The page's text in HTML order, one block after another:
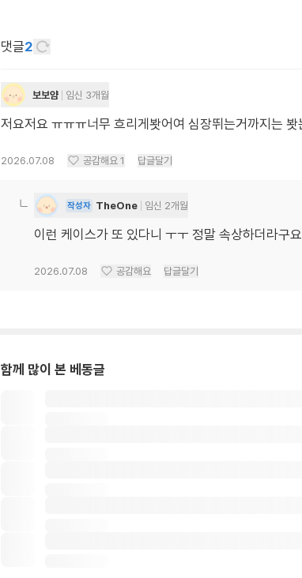
댓글2
보보얌 임신 3개월
저요저요 ㅠㅠㅠ너무 흐리게봣어여 심장뛰는거까지는
2026.07.08 공감해요 1 답글달기
작성자 TheOne 임신 2개월
이런 케이스가 또 있다니 ㅜㅜ 정말 속상하더라구
2026.07.08 공감해요 답글달기
함께 많이 본 베동글